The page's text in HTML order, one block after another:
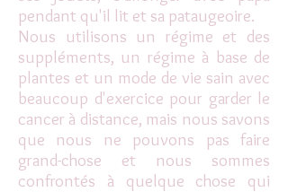
pendant qu'il lit et sa pataugeoire.
Nous utilisons un régime et des
suppléments, un régime à base de
plantes et un mode de vie sain avec
beaucoup d'exercice pour garder le
cancer à distance, mais nous savons
que nous ne pouvons pas faire
grand-chose et nous sommes
confrontés à quelque chose qui